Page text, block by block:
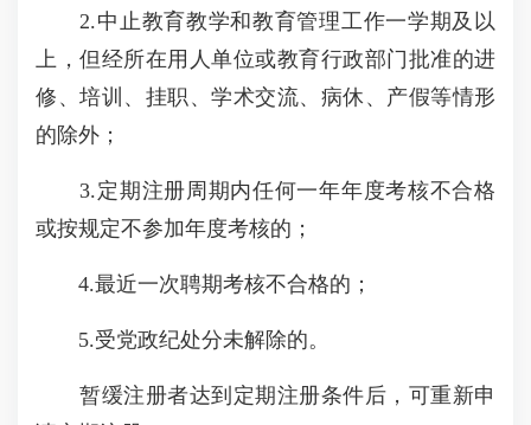
2.中止教育教学和教育管理工作一学期及以
上，但经所在用人单位或教育行政部门批准的进
修、培训、挂职、学术交流、病休、产假等情形
的除外；
3.定期注册周期内任何一年年度考核不合格
或按规定不参加年度考核的；
4.最近一次聘期考核不合格的；
5.受党政纪处分未解除的。
暂缓注册者达到定期注册条件后，可重新申